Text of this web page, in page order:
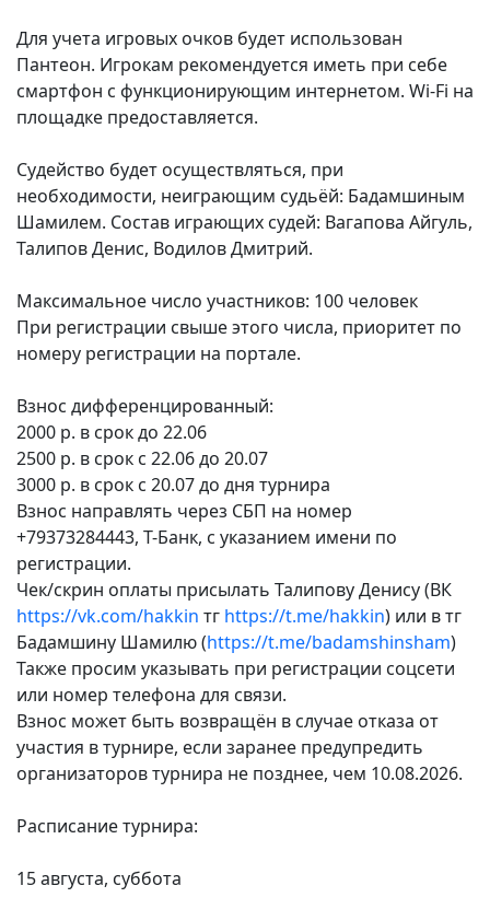
Для учета игровых очков будет использован
Пантеон. Игрокам рекомендуется иметь при себе
смартфон с функционирующим интернетом. Wi-Fi на
площадке предоставляется.
Судейство будет осуществляться, при
необходимости, неиграющим судьёй: Бадамшиным
Шамилем. Состав играющих судей: Вагапова Айгуль,
Талипов Денис, Водилов Дмитрий.
Максимальное число участников: 100 человек
При регистрации свыше этого числа, приоритет по
номеру регистрации на портале.
Взнос дифференцированный:
2000 р. в срок до 22.06
2500 р. в срок с 22.06 до 20.07
3000 р. в срок с 20.07 до дня турнира
Взнос направлять через СБП на номер
+79373284443, Т-Банк, с указанием имени по
регистрации.
Чек/скрин оплаты присылать Талипову Денису (ВК
https://vk.com/hakkin тг https://t.me/hakkin) или в тг
Бадамшину Шамилю (https://t.me/badamshinsham)
Также просим указывать при регистрации соцсети
или номер телефона для связи.
Взнос может быть возвращён в случае отказа от
участия в турнире, если заранее предупредить
организаторов турнира не позднее, чем 10.08.2026.
Расписание турнира:
15 августа, суббота